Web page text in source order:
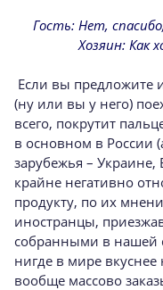
Гость: Нет,
Хозяин: Как
Если вы предложите
(ну или вы у него)
всего, покрутит
в основном в России
зарубежья –
крайне негативно
продукту, по их
иностранцы,
собранными в нашей
нигде в мире
вообще массово